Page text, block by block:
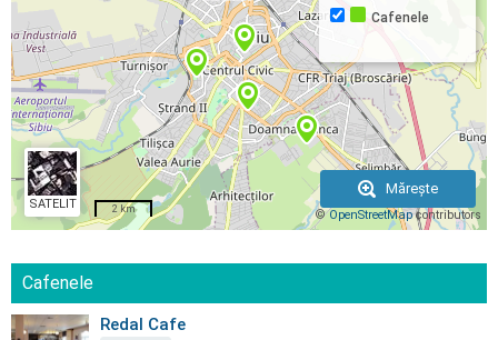
SATELIT
Cafenele
Mărește
©OpenStreetMapcontributors
2 km
Cafenele
Redal Cafe